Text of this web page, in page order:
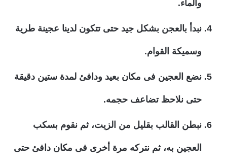
والماء.
نبدأ بالعجن بشكل جيد حتى تتكون لدينا عجينة طرية
وسميكة القوام.
نضع العجين فى مكان بعيد ودافئ لمدة ستين دقيقة
حتى نلاحظ تضاعف حجمه.
نبطن القالب بقليل من الزيت، ثم نقوم بسكب
العجين به، ثم نتركه مرة أخرى فى مكان دافئ حتى